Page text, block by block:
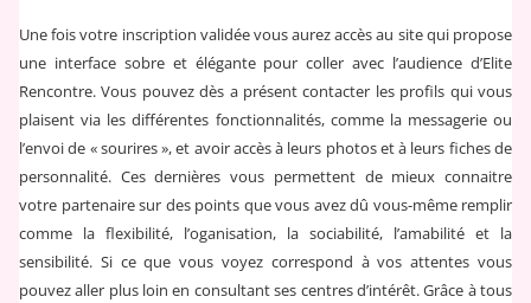
Une fois votre inscription validée vous aurez accès au site qui propose
une interface sobre et élégante pour coller avec l’audience d’Elite
Rencontre. Vous pouvez dès a présent contacter les profils qui vous
plaisent via les différentes fonctionnalités, comme la messagerie ou
l’envoi de « sourires », et avoir accès à leurs photos et à leurs fiches de
personnalité. Ces dernières vous permettent de mieux connaitre
votre partenaire sur des points que vous avez dû vous-même remplir
comme la flexibilité, l’oganisation, la sociabilité, l’amabilité et la
sensibilité. Si ce que vous voyez correspond à vos attentes vous
pouvez aller plus loin en consultant ses centres d’intérêt. Grâce à tous